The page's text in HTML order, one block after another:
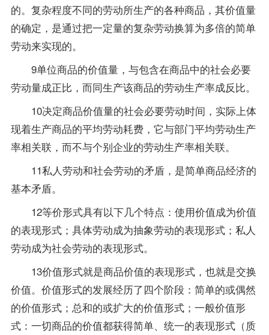
的。复杂程度不同的劳动所生产的各种商品，其价值量
的确定，是通过把一定量的复杂劳动换算为多倍的简单
劳动来实现的。
9单位商品的价值量，与包含在商品中的社会必要
劳动量成正比，而同生产该商品的劳动生产率成反比。
10决定商品价值量的社会必要劳动时间，实际上体
现着生产商品的平均劳动耗费，它与部门平均劳动生产
率相关联，而不与个别企业的劳动生产率相关联。
11私人劳动和社会劳动的矛盾，是简单商品经济的
基本矛盾。
12等价形式具有以下几个特点：使用价值成为价值
的表现形式；具体劳动成为抽象劳动的表现形式；私人
劳动成为社会劳动的表现形式。
13价值形式就是商品价值的表现形式，也就是交换
价值。价值形式的发展经历了四个阶段：简单的或偶然
的价值形式；总和的或扩大的价值形式；一般价值形
式：一切商品的价值都获得简单、统一的表现形式（质